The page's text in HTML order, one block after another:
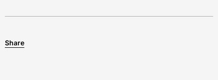
Share